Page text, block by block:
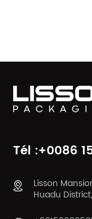
Tél :+0086
Lisson
Huadu